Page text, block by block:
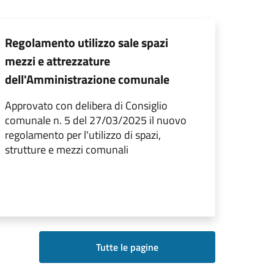
Regolamento utilizzo sale spazi
mezzi e attrezzature
dell'Amministrazione comunale
Approvato con delibera di Consiglio
comunale n. 5 del 27/03/2025 il nuovo
regolamento per l'utilizzo di spazi,
strutture e mezzi comunali
Tutte le pagine